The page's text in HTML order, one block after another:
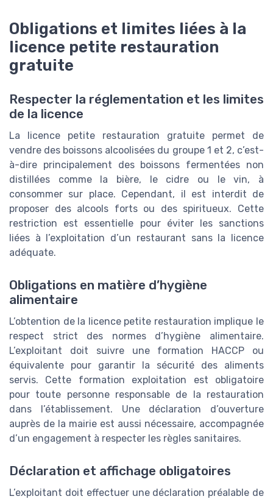
Obligations et limites liées à la
licence petite restauration
gratuite
Respecter la réglementation et les limites
de la licence
La licence petite restauration gratuite permet de
vendre des boissons alcoolisées du groupe 1 et 2, c’est-
à-dire principalement des boissons fermentées non
distillées comme la bière, le cidre ou le vin, à
consommer sur place. Cependant, il est interdit de
proposer des alcools forts ou des spiritueux. Cette
restriction est essentielle pour éviter les sanctions
liées à l’exploitation d’un restaurant sans la licence
adéquate.
Obligations en matière d’hygiène
alimentaire
L’obtention de la licence petite restauration implique le
respect strict des normes d’hygiène alimentaire.
L’exploitant doit suivre une formation HACCP ou
équivalente pour garantir la sécurité des aliments
servis. Cette formation exploitation est obligatoire
pour toute personne responsable de la restauration
dans l’établissement. Une déclaration d’ouverture
auprès de la mairie est aussi nécessaire, accompagnée
d’un engagement à respecter les règles sanitaires.
Déclaration et affichage obligatoires
L’exploitant doit effectuer une déclaration préalable de